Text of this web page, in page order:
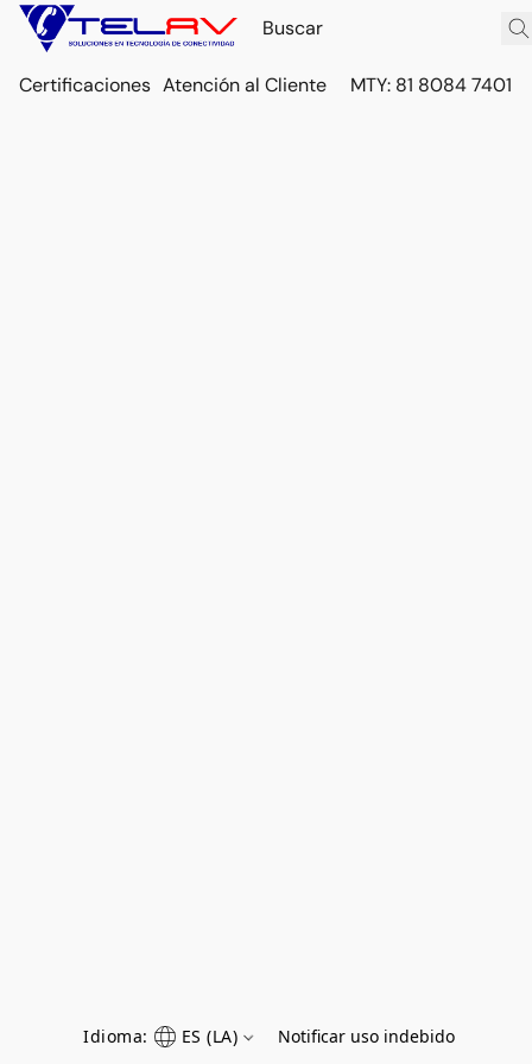
Certificaciones Atención al Cliente MTY: 81 8084 7401
Idioma: ES (LA) Notificar uso indebido